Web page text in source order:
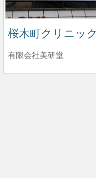
桜木町クリニック
有限会社美研堂